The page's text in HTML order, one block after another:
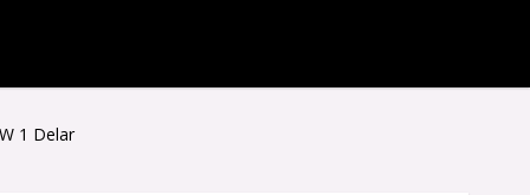
1 Delar